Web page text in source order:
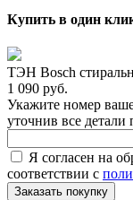
Купить в один
ТЭН Bosch
1 090 руб.
Укажите номер
уточнив все детали
Я согласен на
соответствии с
Заказать покупку